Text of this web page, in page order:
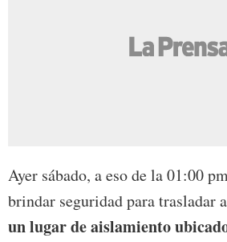
Ayer sábado, a eso de la 01:00
brindar seguridad para trasladar
un lugar de aislamiento